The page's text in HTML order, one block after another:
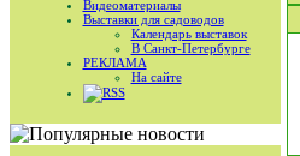
Видеоматериалы
Выставки для садоводов
Календарь выставок
В Санкт-Петербурге
РЕКЛАМА
На сайте
RSS